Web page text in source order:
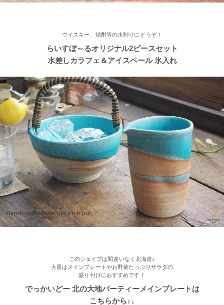
≪新着商品≫ たっぷりお父さん湯飲み 南蛮カラー♪そろそろ温か
い飲み物が欲しくなりますね！
2022/11/09
≪人気商品≫ 焼き魚がおいしい季節ですね♪長角皿はぴったりの
アイテムです！
2022/11/09
≪おすすめ≫ お料理メニューを選ばない すごい和食器セット
光沢ある真っ黒な和モダン食器 ポカポカ春さくらの舞桜 24ピー
ス家族セット
ウイスキー、焼酎等の水割りにどうぞ！
らいすぼ～るオリジナル2ピースセット
水差しカラフェ＆アイスペール 氷入れ
このシェイプは間違いなく北海道♪
大皿はメインプレートやお野菜たっぷりサラダの
盛り付けにおすすめです！
でっかいどー 北の大地パーティーメインプレートは
こちらから♪↓